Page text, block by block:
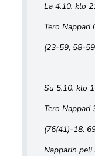
La 4.10. klo
Tero Nappari
(23-59, 58-
Su 5.10. klo
Tero Nappari
(76(41)-18,
Napparin